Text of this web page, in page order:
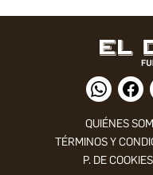
QUIÉNES
TÉRMINOS Y
P. DE COOKIES